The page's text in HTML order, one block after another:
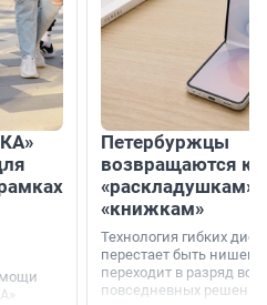
Петербуржцы
возвращаются к
«раскладушкам»
«книжкам»
Технология гибких
перестает быть
переходит в разряд
повседневных